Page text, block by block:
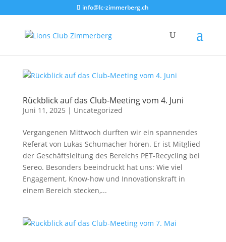
info@lc-zimmerberg.ch
Rückblick auf das Club-Meeting vom 4. Juni
Juni 11, 2025 | Uncategorized
Vergangenen Mittwoch durften wir ein spannendes
Referat von Lukas Schumacher hören. Er ist Mitglied
der Geschäftsleitung des Bereichs PET-Recycling bei
Sereo. Besonders beeindruckt hat uns: Wie viel
Engagement, Know-how und Innovationskraft in
einem Bereich stecken,...